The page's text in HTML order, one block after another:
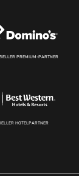
PREMIUM-PARTNER
HOTELPARTNER